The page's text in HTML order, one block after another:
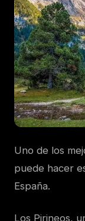
Uno de los
puede hacer
España.
Los Pirineos,